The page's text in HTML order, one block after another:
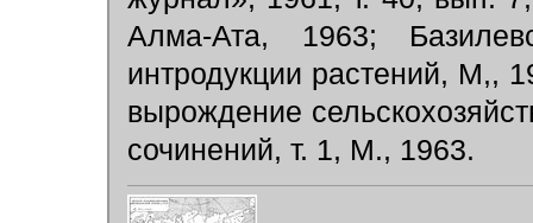
Алма-Ата, 1963;
интродукции растений, М,,
вырождение
сочинений, т. 1, М., 1963.